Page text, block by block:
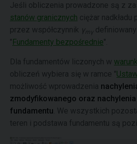
Jeśli obliczenia prowadzone są z
stanów granicznych ciężar nadkładu
przez współczynnik γmγ
"Fundamenty bezpośrednie".
Dla fundamentów liczonych w
obliczeń wybiera się w ramce "
możliwość wprowadzenia
zmodyfikowanego oraz
fundamentu . We wszystkich
teren i podstawa fundamentu są